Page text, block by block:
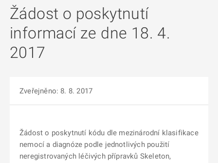
Žádost o poskytnutí
informací ze dne 18. 4.
2017
Zveřejněno: 8. 8. 2017
Žádost o poskytnutí kódu dle mezinárodní klasifikace
nemocí a diagnóze podle jednotlivých použití
neregistrovaných léčivých přípravků Skeleton,